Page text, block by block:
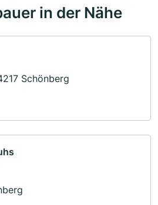
in der Nähe
Schönberg